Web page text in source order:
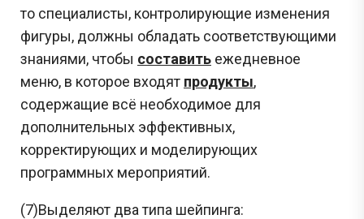
то специалисты, контролирующие изменения
фигуры, должны обладать соответствующими
знаниями, чтобы составить ежедневное
меню, в которое входят продукты,
содержащие всё необходимое для
дополнительных эффективных,
корректирующих и моделирующих
программных мероприятий.
(7)Выделяют два типа шeйпинга: